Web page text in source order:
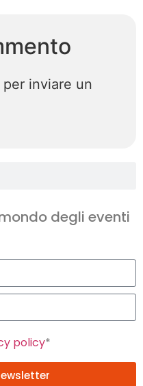
per inviare un
degli eventi
policy*